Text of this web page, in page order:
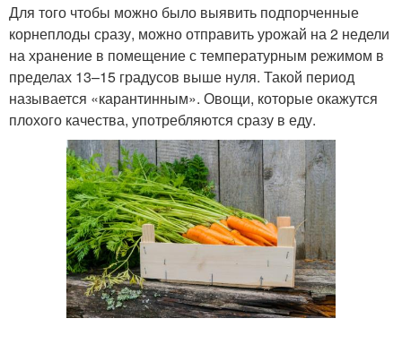
Для того чтобы можно было выявить подпорченные
корнеплоды сразу, можно отправить урожай на 2 недели
на хранение в помещение с температурным режимом в
пределах 13–15 градусов выше нуля. Такой период
называется «карантинным». Овощи, которые окажутся
плохого качества, употребляются сразу в еду.